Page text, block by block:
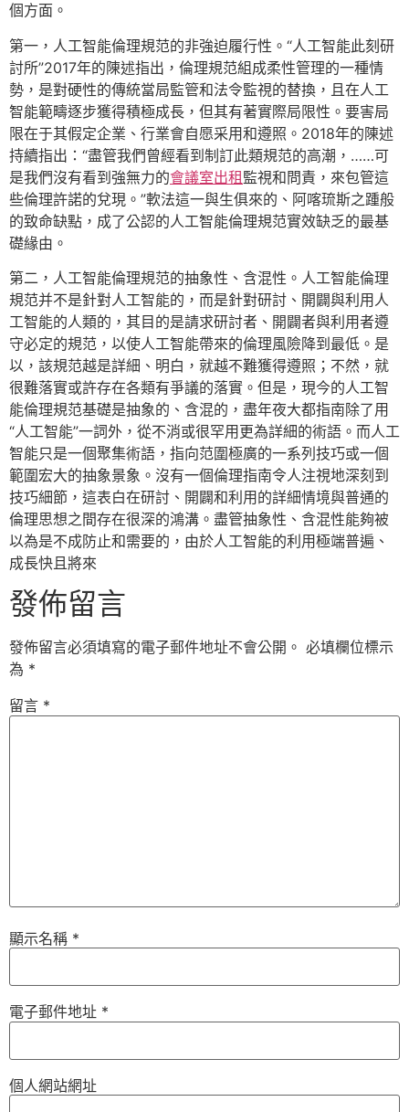
個方面。
第一，人工智能倫理規范的非強迫履行性。“人工智能此刻研
討所”2017年的陳述指出，倫理規范組成柔性管理的一種情
勢，是對硬性的傳統當局監管和法令監視的替換，且在人工
智能範疇逐步獲得積極成長，但其有著實際局限性。要害局
限在于其假定企業、行業會自愿采用和遵照。2018年的陳述
持續指出：“盡管我們曾經看到制訂此類規范的高潮，……可
是我們沒有看到強無力的會議室出租監視和問責，來包管這
些倫理許諾的兌現。”軟法這一與生俱來的、阿喀琉斯之踵般
的致命缺點，成了公認的人工智能倫理規范實效缺乏的最基
礎緣由。
第二，人工智能倫理規范的抽象性、含混性。人工智能倫理
規范并不是針對人工智能的，而是針對研討、開闢與利用人
工智能的人類的，其目的是請求研討者、開闢者與利用者遵
守必定的規范，以使人工智能帶來的倫理風險降到最低。是
以，該規范越是詳細、明白，就越不難獲得遵照；不然，就
很難落實或許存在各類有爭議的落實。但是，現今的人工智
能倫理規范基礎是抽象的、含混的，盡年夜大都指南除了用
“人工智能”一詞外，從不消或很罕用更為詳細的術語。而人工
智能只是一個聚集術語，指向范圍極廣的一系列技巧或一個
範圍宏大的抽象景象。沒有一個倫理指南令人注視地深刻到
技巧細節，這表白在研討、開闢和利用的詳細情境與普通的
倫理思想之間存在很深的鴻溝。盡管抽象性、含混性能夠被
以為是不成防止和需要的，由於人工智能的利用極端普遍、
成長快且將來
發佈留言
發佈留言必須填寫的電子郵件地址不會公開。 必填欄位標示
為 *
留言 *
顯示名稱 *
電子郵件地址 *
個人網站網址